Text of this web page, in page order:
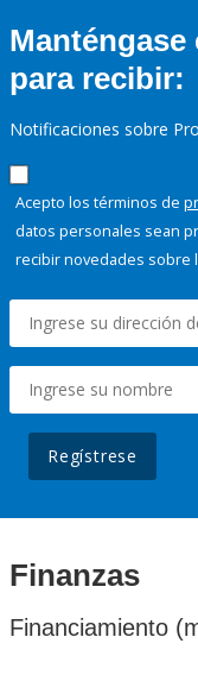
para recibir:
Notificaciones sobre
Acepto los términos de
datos personales sean
recibir novedades sobre
Regístrese
Finanzas
Financiamiento